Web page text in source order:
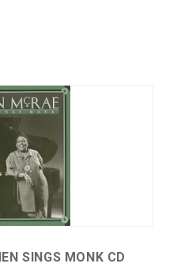
SINGS MONK CD